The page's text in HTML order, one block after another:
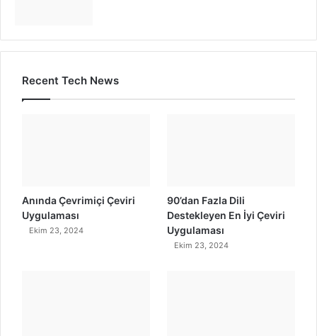
Recent Tech News
Anında Çevrimiçi Çeviri
Uygulaması
Ekim 23, 2024
90’dan Fazla Dili
Destekleyen En İyi Çeviri
Uygulaması
Ekim 23, 2024